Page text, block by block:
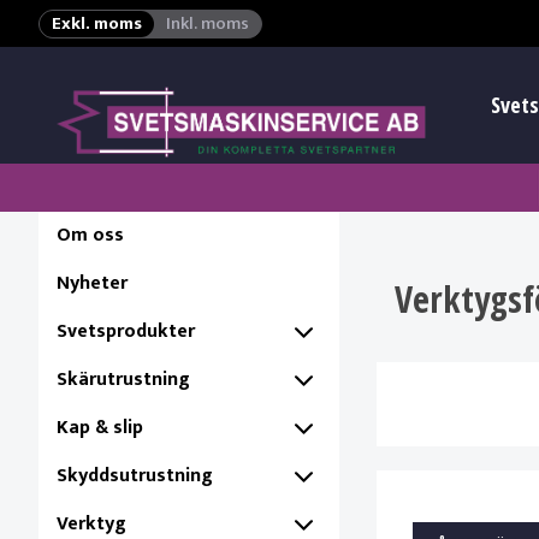
Exkl. moms Inkl. moms
Om oss
Nyheter
Svetsprodukter
Skärutrustning
Kap & slip
Skyddsutrustning
Verktyg